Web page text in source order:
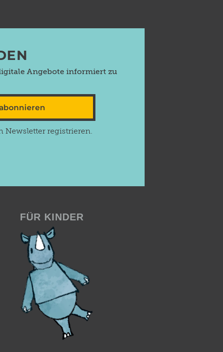
Angebote informiert zu
Newsletter registrieren.
FÜR KINDER